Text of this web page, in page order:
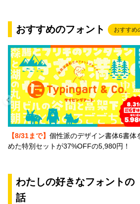
おすすめのフォント おすすめ
【8/31まで】 個性派のデザイン書体6書体
めた特別セットが37%OFFの5,980円！
わたしの好きなフォントの
話